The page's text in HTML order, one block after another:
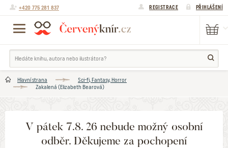
+420 775 281 837 REGISTRACE PŘIHLÁŠENÍ
Hlavní strana
Sci-fi, Fantasy, Horror
Zakalená (Elizabeth Bearová)
V pátek 7.8. 26 nebude možný osobní
odběr. Děkujeme za pochopení